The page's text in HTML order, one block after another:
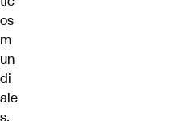
os
m
un
di
ale
s.